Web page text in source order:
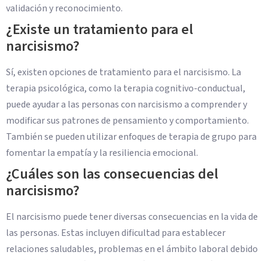
validación y reconocimiento.
¿Existe un tratamiento para el
narcisismo?
Sí, existen opciones de tratamiento para el narcisismo. La
terapia psicológica, como la terapia cognitivo-conductual,
puede ayudar a las personas con narcisismo a comprender y
modificar sus patrones de pensamiento y comportamiento.
También se pueden utilizar enfoques de terapia de grupo para
fomentar la empatía y la resiliencia emocional.
¿Cuáles son las consecuencias del
narcisismo?
El narcisismo puede tener diversas consecuencias en la vida de
las personas. Estas incluyen dificultad para establecer
relaciones saludables, problemas en el ámbito laboral debido